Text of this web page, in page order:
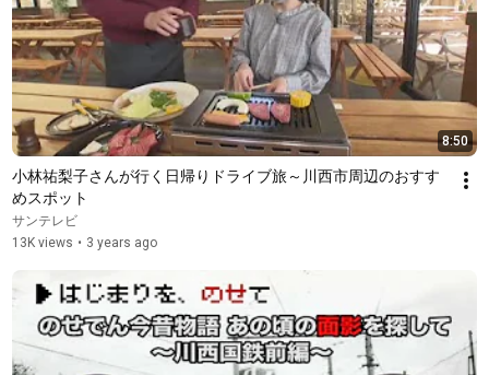
8:50
小林祐梨子さんが行く日帰りドライブ旅～川西市周辺のおすす
めスポット
サンテレビ
13K views • 3 years ago